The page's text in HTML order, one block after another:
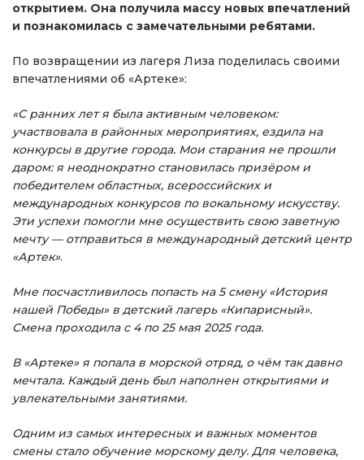
открытием. Она получила массу новых впечатлений
и познакомилась с замечательными ребятами.
По возвращении из лагеря Лиза поделилась своими
впечатлениями об «Артеке»:
«С ранних лет я была активным человеком:
участвовала в районных мероприятиях, ездила на
конкурсы в другие города. Мои старания не прошли
даром: я неоднократно становилась призёром и
победителем областных, всероссийских и
международных конкурсов по вокальному искусству.
Эти успехи помогли мне осуществить свою заветную
мечту — отправиться в международный детский центр
«Артек».
Мне посчастливилось попасть на 5 смену «История
нашей Победы» в детский лагерь «Кипарисный».
Смена проходила с 4 по 25 мая 2025 года.
В «Артеке» я попала в морской отряд, о чём так давно
мечтала. Каждый день был наполнен открытиями и
увлекательными занятиями.
Одним из самых интересных и важных моментов
смены стало обучение морскому делу. Для человека,